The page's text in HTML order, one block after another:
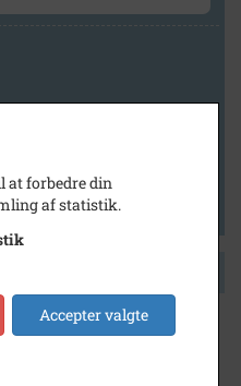
matr. 1 ll Krogerup,
at forbedre din
af statistik.
Accepter valgte